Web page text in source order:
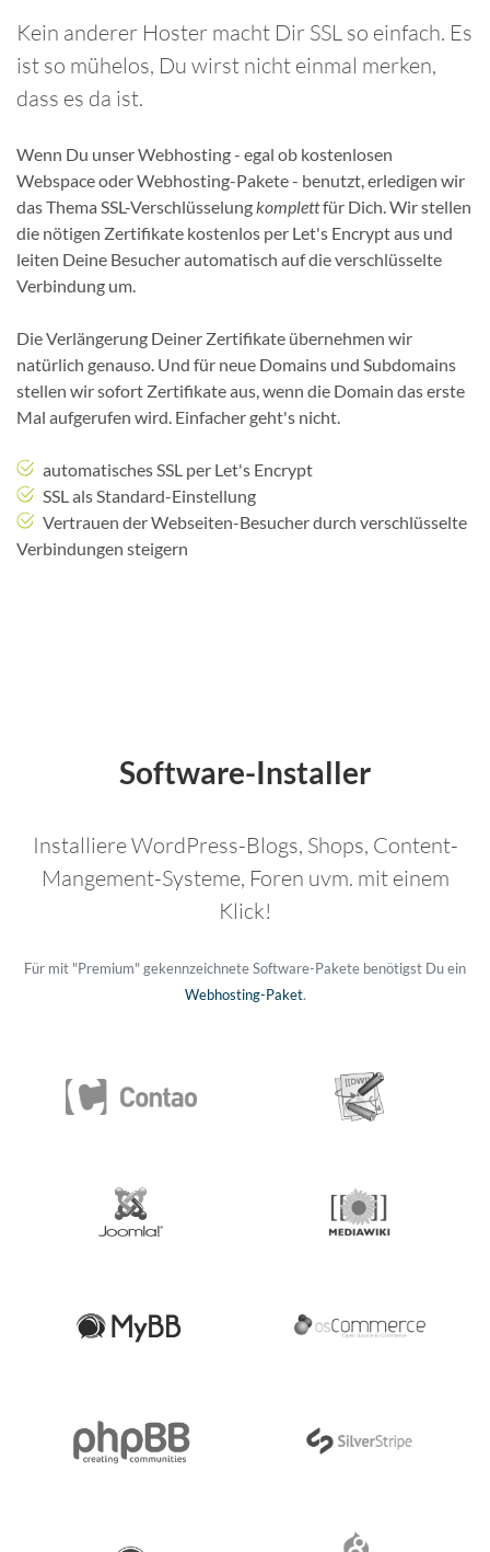
Kein anderer Hoster macht Dir SSL so einfach. Es
ist so mühelos, Du wirst nicht einmal merken,
dass es da ist.
Wenn Du unser Webhosting - egal ob kostenlosen
Webspace oder Webhosting-Pakete - benutzt, erledigen wir
das Thema SSL-Verschlüsselungkomplettfür Dich. Wir stellen
die nötigen Zertifikate kostenlos per Let's Encrypt aus und
leiten Deine Besucher automatisch auf die verschlüsselte
Verbindung um.
Die Verlängerung Deiner Zertifikate übernehmen wir
natürlich genauso. Und für neue Domains und Subdomains
stellen wir sofort Zertifikate aus, wenn die Domain das erste
Mal aufgerufen wird. Einfacher geht's nicht.
automatisches SSL per Let's Encrypt
SSL als Standard-Einstellung
Vertrauen der Webseiten-Besucher durch verschlüsselte
Verbindungen steigern
Software-Installer
Installiere WordPress-Blogs, Shops, Content-
Mangement-Systeme, Foren uvm. mit einem
Klick!
Für mit "Premium" gekennzeichnete Software-Pakete benötigst Du ein
Webhosting-Paket.